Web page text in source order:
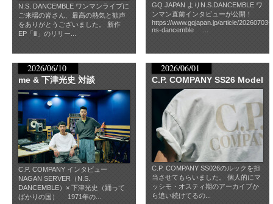
N.S. DANCEMBLE ワンマンライブに
ご来場の皆さん、最高の熱気と歓声
をありがとうございました。 新作
EP「iii」のリリー...
GQ JAPAN よりN.S.DANCEMBLE ワ
ンマン直前インタビューが公開！
https://www.gqjapan.jp/article/20260703-
ns-dancemble ...
2026/06/10
me & 下津光史 対談
C.P. COMPANY インタビュー
NAGAN SERVER（N.S.
DANCEMBLE）× 下津光史（踊って
ばかりの国） 1971年の...
2026/06/01
C.P. COMPANY SS26 Model
C.P. COMPANY SS026のルックを担
当させてもらいました。 個人的にマ
ッシモ・オスティ期のアーカイブか
ら追い続けてるの...